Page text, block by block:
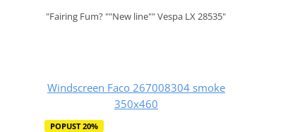
"Fairing Fum? ""New line"" Vespa LX 28535"
Windscreen Faco 267008304 smoke
350x460
POPUST 20%